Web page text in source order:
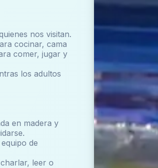
nos visitan.
cocinar, cama
comer, jugar y
los adultos
en madera y
de
leer o